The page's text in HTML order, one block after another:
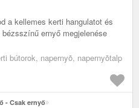
a kellemes kerti hangulatot és
ernyő megjelenése
bútorok, napernyõ, napernyõtalp
- Csak ernyő